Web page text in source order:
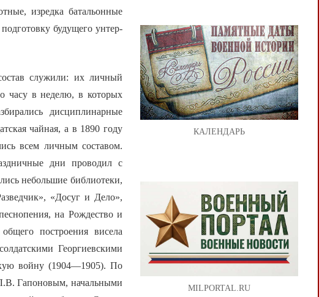
изредка батальонные
будущего унтер-
служили: их личный
часу в неделю, в которых
дисциплинарные
чайная, а в 1890 году
всем личным составом.
дни проводил с
небольшие библиотеки,
«Досуг и Дело»,
на Рождество и
построения висела
Георгиевскими
войну (1904—1905). По
Гапоновым, начальными
КАЛЕНДАРЬ
MILPORTAL.RU